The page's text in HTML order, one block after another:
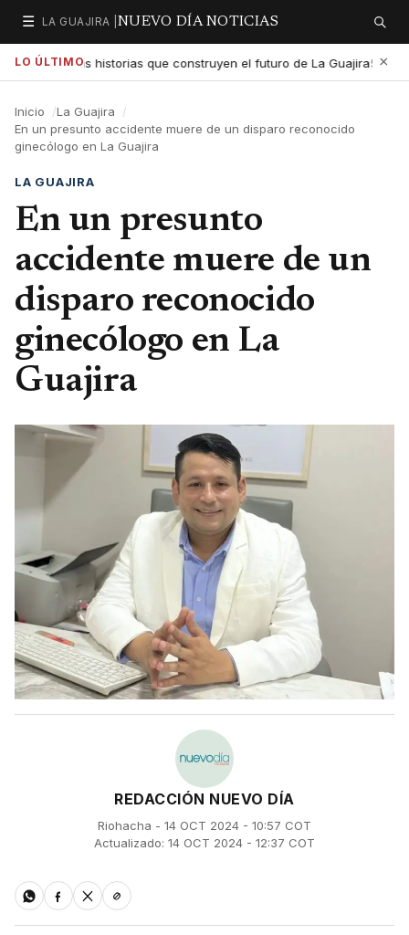
☰
Secciones
LA GUAJIRA | NUEVO DÍA NOTICIAS Buscar
LO ÚLTIMO
exaltar las historias que construyen el futuro de La Guajira5:01 PM
×
Inicio
La Guajira
En un presunto accidente muere de un disparo reconocido
ginecólogo en La Guajira
LA GUAJIRA
En un presunto
accidente muere de un
disparo reconocido
ginecólogo en La
Guajira
REDACCIÓN NUEVO DÍA
Riohacha - 14 OCT 2024 - 10:57 COT
Actualizado: 14 OCT 2024 - 12:37 COT